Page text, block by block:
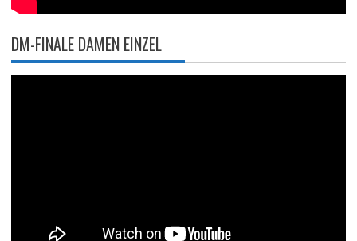
DM-FINALE DAMEN EINZEL